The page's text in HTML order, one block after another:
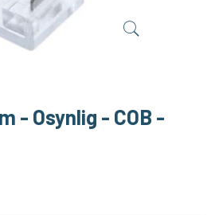
Anslutningsklämma Wago 221 - 5 anslutningar
WAGO
- Osynlig - COB -